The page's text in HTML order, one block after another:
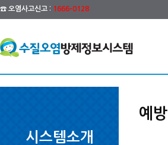
☎ 오염사고신고 : 1666-0128
시스템소개
예방